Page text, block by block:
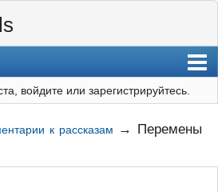
войдите или зарегистрируйтесь.
к рассказам → Перемены